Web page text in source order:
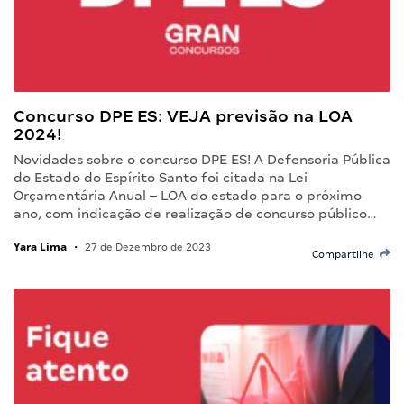
Concurso DPE ES: VEJA previsão na LOA
2024!
Novidades sobre o concurso DPE ES! A Defensoria Pública
do Estado do Espírito Santo foi citada na Lei
Orçamentária Anual – LOA do estado para o próximo
ano, com indicação de realização de concurso público…
Yara Lima • 27 de Dezembro de 2023
Compartilhe